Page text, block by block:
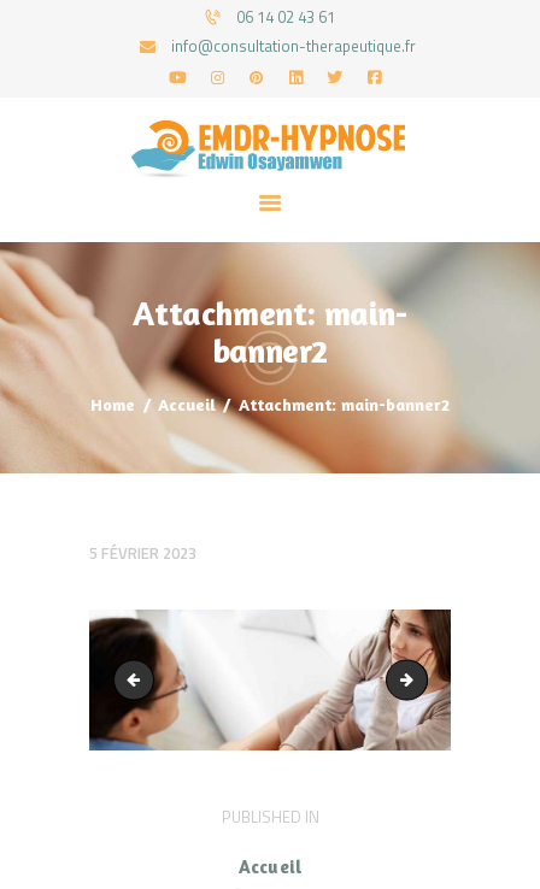
06 14 02 43 61
info@consultation-therapeutique.fr
Attachment: main-
banner2
Home Accueil Attachment: main-banner2
ACCUEIL
MON APPROCHE
ARTICLES
CONSULTATIONS
PRENEZ UN RDV
5 FÉVRIER 2023
fullwidth main-banner3
NavigationPUBLISHED IN
Accueil